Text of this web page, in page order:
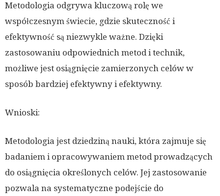
Metodologia odgrywa kluczową rolę we
współczesnym świecie, gdzie skuteczność i
efektywność są niezwykle ważne. Dzięki
zastosowaniu odpowiednich metod i technik,
możliwe jest osiągnięcie zamierzonych celów w
sposób bardziej efektywny i efektywny.
Wnioski:
Metodologia jest dziedziną nauki, która zajmuje się
badaniem i opracowywaniem metod prowadzących
do osiągnięcia określonych celów. Jej zastosowanie
pozwala na systematyczne podejście do